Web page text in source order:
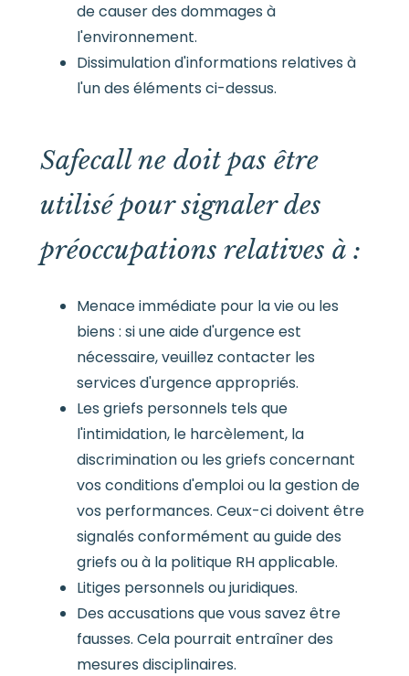
de causer des dommages à
l'environnement.
Dissimulation d'informations relatives à
l'un des éléments ci-dessus.
Safecall ne doit pas être
utilisé pour signaler des
préoccupations relatives à :
Menace immédiate pour la vie ou les
biens : si une aide d'urgence est
nécessaire, veuillez contacter les
services d'urgence appropriés.
Les griefs personnels tels que
l'intimidation, le harcèlement, la
discrimination ou les griefs concernant
vos conditions d'emploi ou la gestion de
vos performances. Ceux-ci doivent être
signalés conformément au guide des
griefs ou à la politique RH applicable.
Litiges personnels ou juridiques.
Des accusations que vous savez être
fausses. Cela pourrait entraîner des
mesures disciplinaires.